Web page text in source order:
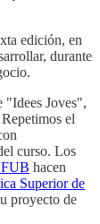
edición, en
durante
"Idees Joves",
el
curso. Los
FUB hacen
Superior de
proyecto de